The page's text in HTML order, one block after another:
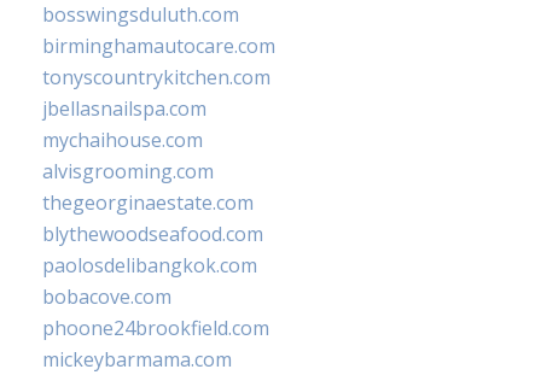
bosswingsduluth.com
birminghamautocare.com
tonyscountrykitchen.com
jbellasnailspa.com
mychaihouse.com
alvisgrooming.com
thegeorginaestate.com
blythewoodseafood.com
paolosdelibangkok.com
bobacove.com
phoone24brookfield.com
mickeybarmama.com